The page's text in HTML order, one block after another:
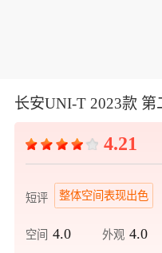
长安UNI-T 2023款 第
4.21
短评 整体空间表现出色
空间 4.0 外观 4.0